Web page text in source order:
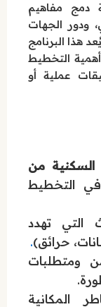
دمج مفاهيم
ودور الجهات
هذا البرنامج
التخطيط
عملية أو
السكنية من
التخطيط
التي تهدد
حرائق).
ومتطلبات
المكانية